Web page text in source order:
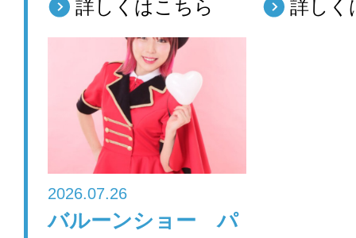
詳しくはこちら 詳しく
2026.07.26
バルーンショー パ